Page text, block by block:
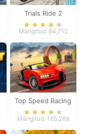
Trials Ride 2
Mängitud: 84,712
Top Speed Racing
3D
Mängitud: 165,269